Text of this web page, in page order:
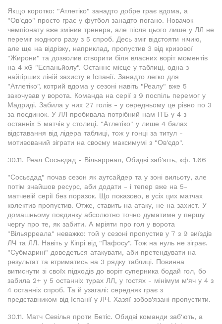
Якщо коротко: "Атлетіко" занадто добре грає вдома, а
"Ов'єдо" просто грає у футбол занадто погано. Новачок
чемпіонату вже змінив тренера, але після цього лише у ЛЛ не
переміг жодного разу з 5 спроб. Десь зміг відстояти нічию,
але ще на відрізку, наприклад, пропустив 3 від кризової
"Жирони" та дозволив створити біля власних воріт моментів
на 4 xG "Еспаньйолу". Останнє місце у таблиці, одна з
найгірших ліній захисту в Іспанії. Занадто легко для
"Атлетіко", котрий вдома у сезоні навіть "Реалу" вже 5
закочував у ворота. Команда на серії з 9 поспіль перемог у
Мадриді. Забила у них 27 голів - у середньому це рівно по 3
за поєдинок. У ЛЛ пробивала потрібний нам ІТБ у 4 з
останніх 5 матчів у столиці. "Атлетіко" у лише 4 балах
відставання від лідера таблиці, тож у гонці за титул -
мотивований зіграти на своєму максимумі з "Ов'єдо".
30.11. Реал Сосьєдад - Вільярреал, Обидві заб'ють, кф. 1.66
"Сосьєдад" почав сезон як аутсайдер та у зоні вильоту, але
потім знайшов ресурс, аби додати - і тепер вже на 5-
матчевій серії без поразок. Що показово, в усіх цих матчах
колектив пропустив. Отже, ставить на атаку, не на захист. У
домашньому поєдинку абсолютно точно думатиме у першу
чергу про те, як забити. А мріяти про гол у ворота
"Вільярреала" неважко: той у сезоні пропустив у 7 з 9 виїздів
ЛЧ та ЛЛ. Навіть у Кіпрі від "Пафосу". Тож на нуль не зіграє.
"Субмарині" доведеться атакувати, аби претендувати на
результат та втриматись на 3 рядку таблиці. Повинна
витиснути зі своїх підходів до воріт суперника бодай гол, бо
забила 2+ у 5 останніх турах ЛЛ, у гостях - мінімум м'яч у 4 з
4 останніх спроб. Та й узагалі: середняк грає з
представником від Іспанії у ЛЧ. Хазяї зобов'язані пропустити.
30.11. Матч Севілья проти Бетіс. Обидві команди заб'ють, а